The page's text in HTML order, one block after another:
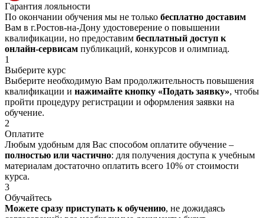
Гарантия лояльности
По окончании обучения мы не только бесплатно доставим
Вам в г.Ростов-на-Дону удостоверение о повышении
квалификации, но предоставим бесплатный доступ к
онлайн-сервисам публикаций, конкурсов и олимпиад.
1
Выберите курс
Выберите необходимую Вам продолжительность повышения
квалификации и нажимайте кнопку «Подать заявку», чтобы
пройти процедуру регистрации и оформления заявки на
обучение.
2
Оплатите
Любым удобным для Вас способом оплатите обучение –
полностью или частично: для получения доступа к учебным
материалам достаточно оплатить всего 10% от стоимости
курса.
3
Обучайтесь
Можете сразу приступать к обучению, не дожидаясь